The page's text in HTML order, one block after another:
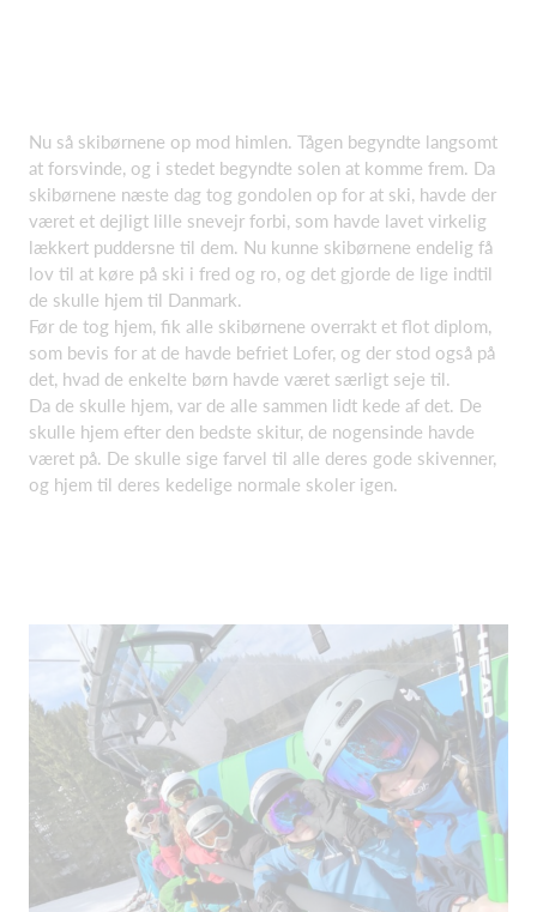
Nu så skibørnene op mod himlen. Tågen begyndte langsomt
at forsvinde, og i stedet begyndte solen at komme frem. Da
skibørnene næste dag tog gondolen op for at ski, havde der
været et dejligt lille snevejr forbi, som havde lavet virkelig
lækkert puddersne til dem. Nu kunne skibørnene endelig få
lov til at køre på ski i fred og ro, og det gjorde de lige indtil
de skulle hjem til Danmark.
Før de tog hjem, fik alle skibørnene overrakt et flot diplom,
som bevis for at de havde befriet Lofer, og der stod også på
det, hvad de enkelte børn havde været særligt seje til.
Da de skulle hjem, var de alle sammen lidt kede af det. De
skulle hjem efter den bedste skitur, de nogensinde havde
været på. De skulle sige farvel til alle deres gode skivenner,
og hjem til deres kedelige normale skoler igen.